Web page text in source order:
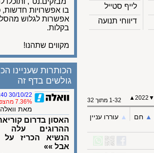
לייף סטייל
דיווחי תנועה
בו אפשרויות חדשות,
אפשרות לגלוש
בקלות.
מקווים שתהנו!
▼
2022
▲ 1-32 מתוך 32
▲︎ חם ▲︎ עוררו עניין
הכותרות שעניינו
גולשים בדף זה
30/10/22 04:40
7.36% מהצפיות
מאת
האסון בדרום
הנשיא הכריז על
אבל »»